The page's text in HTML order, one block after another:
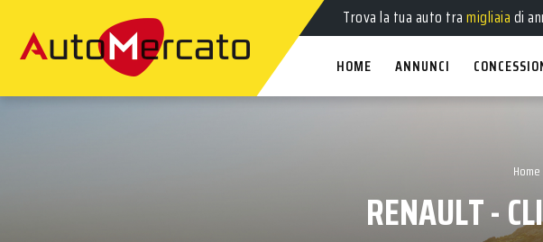
Autonuove,usate, akm 0e
Trova la tua auto tramigliaiadi
HOME ANNUNCI
Home
RENAULT -